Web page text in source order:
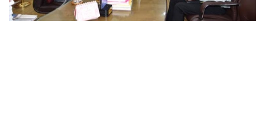
राजस्थान